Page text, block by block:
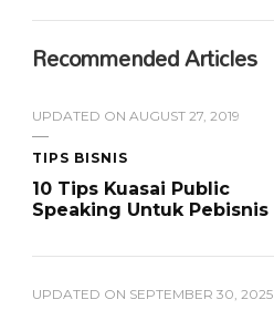
Recommended Articles
UPDATED ON AUGUST 27, 2019
TIPS BISNIS
10 Tips Kuasai Public
Speaking Untuk Pebisnis
UPDATED ON SEPTEMBER 30, 2025